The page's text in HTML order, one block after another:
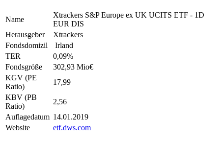
Name
Xtrackers S&P Europe ex UK UCITS ETF - 1D
EUR DIS
Herausgeber
Xtrackers
Fondsdomizil
Irland
TER
0,09%
Fondsgröße
302,93 Mio€
KGV (PE
Ratio)
17,99
KBV (PB
Ratio)
2,56
Auflagedatum 14.01.2019
Website
etf.dws.com